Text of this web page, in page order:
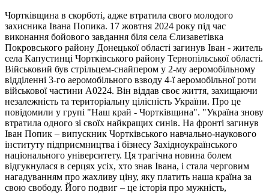
Чортківщина в скорботі, адже втратила свого молодого
захисника Івана Попика. 17 жовтня 2024 року під час
виконання бойового завдання біля села Єлизаветівка
Покровського району Донецької області загинув Іван - житель
села Капустинці Чортківського району Тернопільської області.
Військовий був стрільцем-снайпером у 2-му аеромобільному
відділенні 3-го аеромобільного взводу 4-ї аеромобільної роти
військової частини А0224. Він віддав своє життя, захищаючи
незалежність та територіальну цілісність України. Про це
повідомили у групі "Наш край - Чортківщина". "Україна знову
втратила одного зі своїх найкращих синів. На фронті загинув
Іван Попик – випускник Чортківського навчально-наукового
інституту підприємництва і бізнесу Західноукраїнського
національного університету. Ця трагічна новина болем
відгукнулася в серцях усіх, хто знав Івана, і стала черговим
нагадуванням про жахливу ціну, яку платить наша країна за
свою свободу. Його подвиг – це історія про мужність,